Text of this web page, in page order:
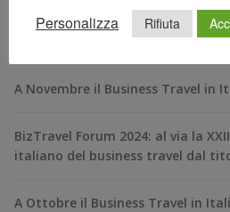
A Novembre il Business Travel in
BizTravel Forum 2024: al via la
italiano del business travel dal
A Ottobre il Business Travel in
Personalizza Rifiuta